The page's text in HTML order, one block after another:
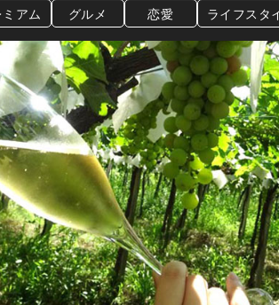
アム グルメ 恋愛 ライフスタ